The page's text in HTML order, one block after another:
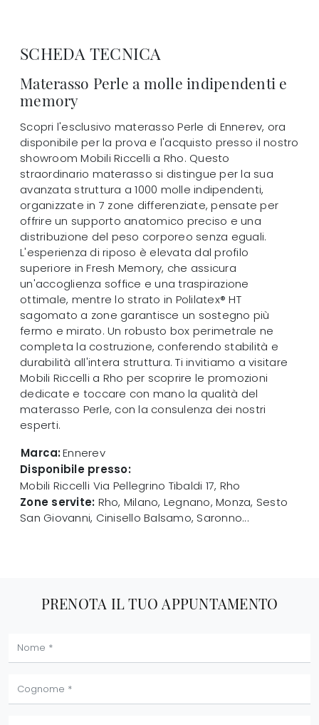
SCHEDA TECNICA
Materasso Perle a molle indipendenti e
memory
Scopri l'esclusivo materasso Perle di Ennerev, ora
disponibile per la prova e l'acquisto presso il nostro
showroom Mobili Riccelli a Rho. Questo
straordinario materasso si distingue per la sua
avanzata struttura a 1000 molle indipendenti,
organizzate in 7 zone differenziate, pensate per
offrire un supporto anatomico preciso e una
distribuzione del peso corporeo senza eguali.
L'esperienza di riposo è elevata dal profilo
superiore in Fresh Memory, che assicura
un'accoglienza soffice e una traspirazione
ottimale, mentre lo strato in Polilatex® HT
sagomato a zone garantisce un sostegno più
fermo e mirato. Un robusto box perimetrale ne
completa la costruzione, conferendo stabilità e
durabilità all'intera struttura. Ti invitiamo a visitare
Mobili Riccelli a Rho per scoprire le promozioni
dedicate e toccare con mano la qualità del
materasso Perle, con la consulenza dei nostri
esperti.
Marca:Ennerev
Disponibile presso:
Mobili Riccelli Via Pellegrino Tibaldi 17, Rho
Zone servite: Rho, Milano, Legnano, Monza, Sesto
San Giovanni, Cinisello Balsamo, Saronno...
PRENOTA IL TUO APPUNTAMENTO